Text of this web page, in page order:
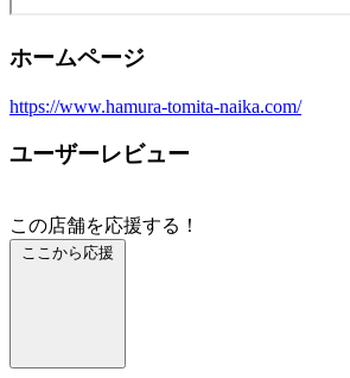
ホームページ
https://www.hamura-tomita-naika.com/
ユーザーレビュー
この店舗を応援する！
ここから応援